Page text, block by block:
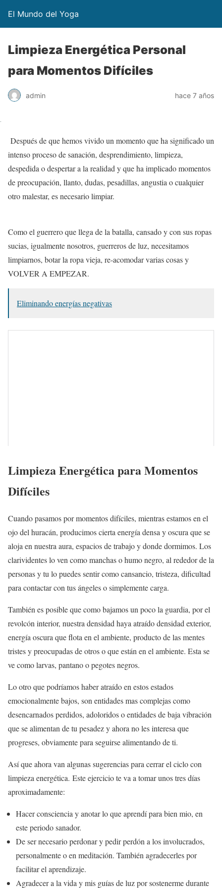
El Mundo del Yoga
Limpieza Energética Personal
para Momentos Difíciles
admin hace 7 años
Después de que hemos vivido un momento que ha significado un
intenso proceso de sanación, desprendimiento, limpieza,
despedida o despertar a la realidad y que ha implicado momentos
de preocupación, llanto, dudas, pesadillas, angustia o cualquier
otro malestar, es necesario limpiar.
Como el guerrero que llega de la batalla, cansado y con sus ropas
sucias, igualmente nosotros, guerreros de luz, necesitamos
limpiarnos, botar la ropa vieja, re-acomodar varias cosas y
VOLVER A EMPEZAR.
Eliminando energías negativas
Limpieza Energética para Momentos
Difíciles
Cuando pasamos por momentos difíciles, mientras estamos en el
ojo del huracán, producimos cierta energía densa y oscura que se
aloja en nuestra aura, espacios de trabajo y donde dormimos. Los
clarividentes lo ven como manchas o humo negro, al rededor de la
personas y tu lo puedes sentir como cansancio, tristeza, dificultad
para contactar con tus ángeles o simplemente carga.
También es posible que como bajamos un poco la guardia, por el
revolcón interior, nuestra densidad haya atraído densidad exterior,
energía oscura que flota en el ambiente, producto de las mentes
tristes y preocupadas de otros o que están en el ambiente. Esta se
ve como larvas, pantano o pegotes negros.
Lo otro que podríamos haber atraído en estos estados
emocionalmente bajos, son entidades mas complejas como
desencarnados perdidos, adoloridos o entidades de baja vibración
que se alimentan de tu pesadez y ahora no les interesa que
progreses, obviamente para seguirse alimentando de ti.
Así que ahora van algunas sugerencias para cerrar el ciclo con
limpieza energética. Este ejercicio te va a tomar unos tres días
aproximadamente:
Hacer consciencia y anotar lo que aprendí para bien mio, en
este periodo sanador.
De ser necesario perdonar y pedir perdón a los involucrados,
personalmente o en meditación. También agradecerles por
facilitar el aprendizaje.
Agradecer a la vida y mis guías de luz por sostenerme durante